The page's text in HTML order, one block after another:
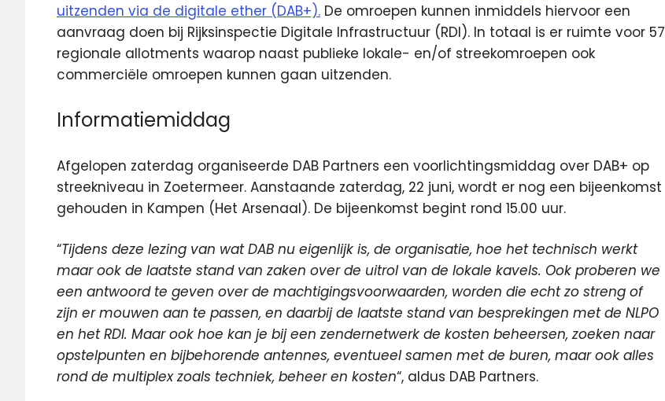
uitzenden via de digitale ether (DAB+). De omroepen kunnen inmiddels hiervoor een
aanvraag doen bij Rijksinspectie Digitale Infrastructuur (RDI). In totaal is er ruimte voor 57
regionale allotments waarop naast publieke lokale- en/of streekomroepen ook
commerciële omroepen kunnen gaan uitzenden.
Informatiemiddag
Afgelopen zaterdag organiseerde DAB Partners een voorlichtingsmiddag over DAB+ op
streekniveau in Zoetermeer. Aanstaande zaterdag, 22 juni, wordt er nog een bijeenkomst
gehouden in Kampen (Het Arsenaal). De bijeenkomst begint rond 15.00 uur.
“Tijdens deze lezing van wat DAB nu eigenlijk is, de organisatie, hoe het technisch werkt
maar ook de laatste stand van zaken over de uitrol van de lokale kavels. Ook proberen we
een antwoord te geven over de machtigingsvoorwaarden, worden die echt zo streng of
zijn er mouwen aan te passen, en daarbij de laatste stand van besprekingen met de NLPO
en het RDI. Maar ook hoe kan je bij een zendernetwerk de kosten beheersen, zoeken naar
opstelpunten en bijbehorende antennes, eventueel samen met de buren, maar ook alles
rond de multiplex zoals techniek, beheer en kosten“, aldus DAB Partners.